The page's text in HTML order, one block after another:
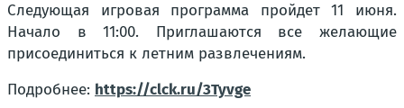
Следующая игровая программа пройдет 11 июня.
Начало в 11:00. Приглашаются все желающие
присоединиться к летним развлечениям.
Подробнее: https://clck.ru/3Tyvge